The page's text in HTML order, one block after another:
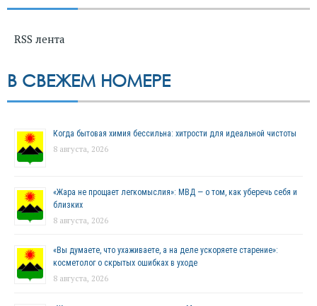
RSS лента
В СВЕЖЕМ НОМЕРЕ
Когда бытовая химия бессильна: хитрости для идеальной чистоты
8 августа, 2026
«Жара не прощает легкомыслия»: МВД — о том, как уберечь себя и
близких
8 августа, 2026
«Вы думаете, что ухаживаете, а на деле ускоряете старение»:
косметолог о скрытых ошибках в уходе
8 августа, 2026